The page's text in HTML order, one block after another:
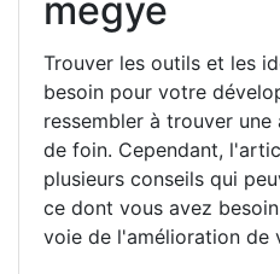
megye
Trouver les outils et les
besoin pour votre
ressembler à trouver
de foin. Cependant,
plusieurs conseils qui
ce dont vous avez
voie de l'amélioration de